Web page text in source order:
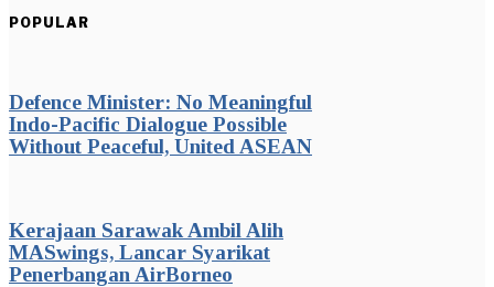
POPULAR
Defence Minister: No Meaningful
Indo-Pacific Dialogue Possible
Without Peaceful, United ASEAN
Kerajaan Sarawak Ambil Alih
MASwings, Lancar Syarikat
Penerbangan AirBorneo